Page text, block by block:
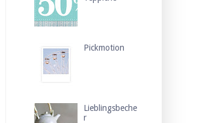
Pickmotion
Lieblingsbeche
r